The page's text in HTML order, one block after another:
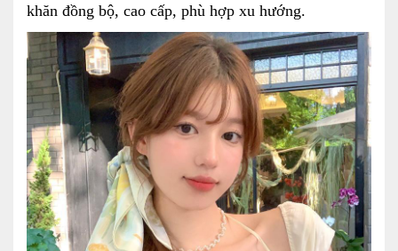
khăn đồng bộ, cao cấp, phù hợp xu hướng.